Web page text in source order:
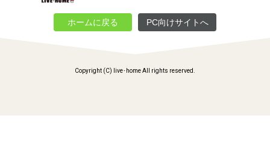
ホームに戻る PC向けサイトへ
Copyright (C) live･home All rights reserved.